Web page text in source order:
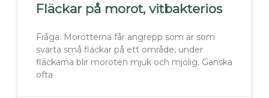
Fläckar på morot, vitbakterios
Fråga: Morötterna får angrepp som är som
svarta små fläckar på ett område, under
fläckarna blir moroten mjuk och mjölig. Ganska
ofta